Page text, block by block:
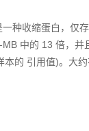
种收缩蛋白，
中的 13 倍，
的 引用值)。